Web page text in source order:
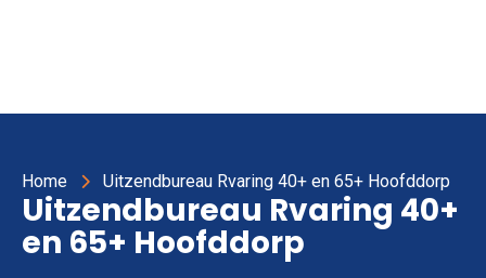
Home Uitzendbureau Rvaring 40+ en 65+ Hoofddorp
Uitzendbureau Rvaring 40+
en 65+ Hoofddorp